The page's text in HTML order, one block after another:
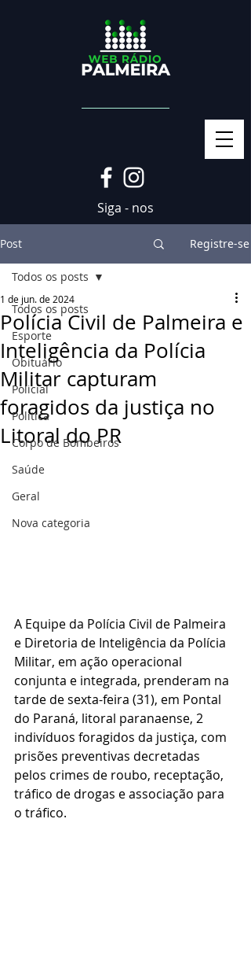
Siga - nos
Post Registre-se
Todos os posts
Esporte
Obituário
Policial
Politica
Corpo de Bombeiros
Saúde
Geral
Nova categoria
Todos os posts
Polícia Civil de Palmeira e
Inteligência da Polícia
Militar capturam
foragidos da justiça no
Litoral do PR
1 de jun. de 2024
A Equipe da Polícia Civil de Palmeira
e Diretoria de Inteligência da Polícia
Militar, em ação operacional
conjunta e integrada, prenderam na
tarde de sexta-feira (31), em Pontal
do Paraná, litoral paranaense, 2
indivíduos foragidos da justiça, com
prisões preventivas decretadas
pelos crimes de roubo, receptação,
tráfico de drogas e associação para
o tráfico.